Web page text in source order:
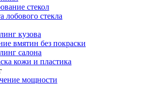
стекол
лобового стекла
кузова
вмятин без покраски
салона
кожи и пластика
мощности